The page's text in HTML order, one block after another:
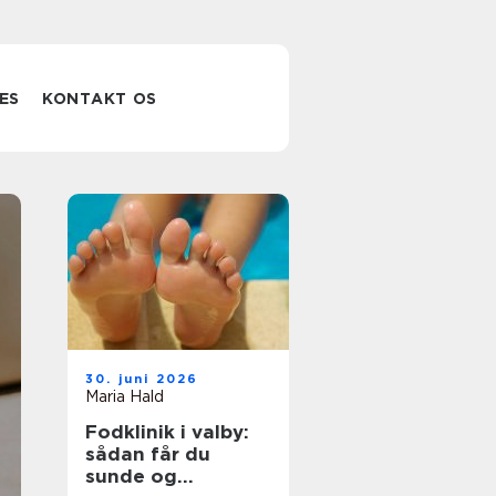
KONTAKT OS
Kiropraktor
espergærde
sådan finder du
30. juni 2026
Maria Hald
Fodklinik i valby:
sådan får du
sunde og